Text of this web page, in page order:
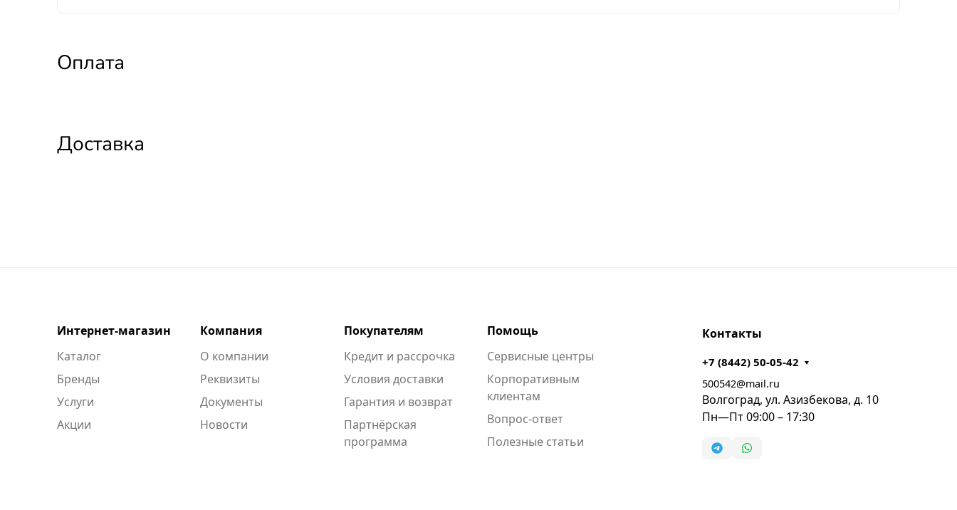
Оплата
Доставка
Интернет-магазин
Каталог
Бренды
Услуги
Акции
Компания
О компании
Реквизиты
Документы
Новости
Покупателям
Кредит и рассрочка
Условия доставки
Гарантия и возврат
Партнёрская
программа
Помощь
Сервисные центры
Корпоративным
клиентам
Вопрос-ответ
Полезные статьи
Контакты
+7 (8442) 50-05-42
500542@mail.ru
Волгоград, ул. Азизбекова, д. 10
Пн—Пт 09:00 – 17:30